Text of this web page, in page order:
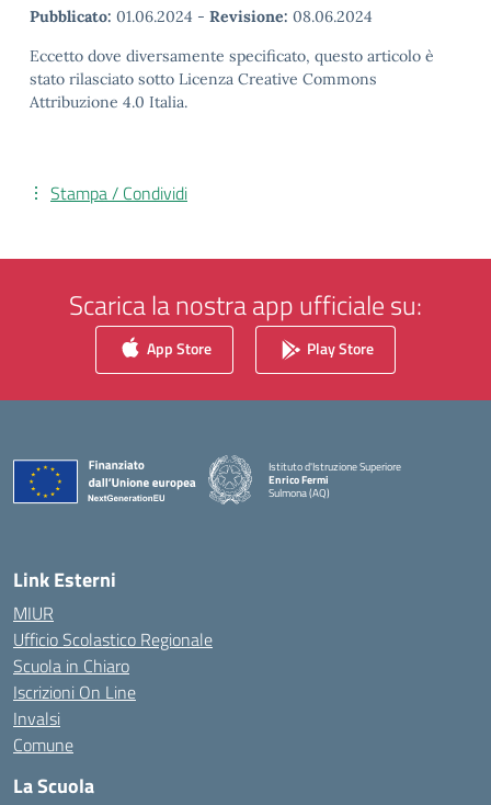
Pubblicato: 01.06.2024 - Revisione: 08.06.2024
Eccetto dove diversamente specificato, questo articolo è
stato rilasciato sotto Licenza Creative Commons
Attribuzione 4.0 Italia.
Stampa / Condividi
Scarica la nostra app ufficiale su:
App Store Play Store
Istituto d'Istruzione Superiore
Enrico Fermi
Sulmona (AQ)
— Visita la pagina iniziale della scuola
Link Esterni
MIUR
Ufficio Scolastico Regionale
Scuola in Chiaro
Iscrizioni On Line
Invalsi
Comune
La Scuola